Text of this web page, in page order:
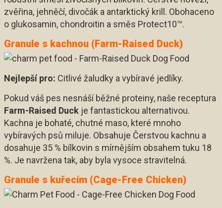
zvěřina, jehněčí, divočák a antarktický krill. Obohaceno
o glukosamin, chondroitin a směs Protect10™.
Granule s kachnou (Farm-Raised Duck)
Nejlepší pro: Citlivé žaludky a vybíravé jedlíky.
Pokud váš pes nesnáší běžné proteiny, naše receptura
Farm-Raised Duckje fantastickou alternativou.
Kachna je bohaté, chutné maso, které mnoho
vybíravých psů miluje. Obsahuje Čerstvou kachnu a
dosahuje 35 % bílkovin s mírnějším obsahem tuku 18
%. Je navržena tak, aby byla vysoce stravitelná.
Granule s kuřecím (Cage-Free Chicken)